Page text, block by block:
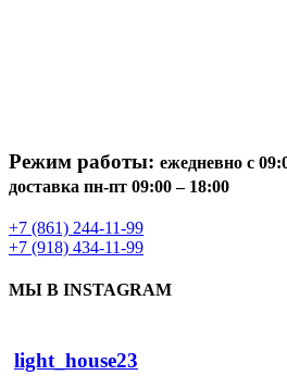
Режим работы: ежедневно с
доставка пн-пт 09:00 – 18:00
+7 (861) 244-11-99
+7 (918) 434-11-99
МЫ В INSTAGRAM
light_house23